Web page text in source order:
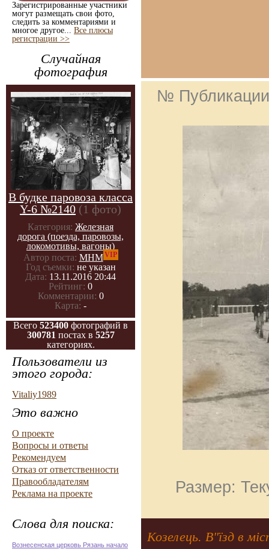
Зарегистрированные участники
могут размещать свои фото,
следить за комментариями и
многое другое... Все плюсы
регистрации >>
Случайная
фотография
В будке паровоза класса
Y-6 №2140 (1 фото)
Категория: Железная
дорога (поезда, паровозы,
локомотивы, вагоны)
Автор поста: МНМVIP
Год съемки: не указан
Дата: 13.11.2016 20:44
Рейтинг: 0
Комментарии: 0
Карта: -
Всего 523400 фотографий в
300781 постах в 5257
категориях.
Пользователи из
этого города:
Vitaliy1989
Это важно
О проекте
Вопросы и ответы
Рекомендуем
Отказ от ответственности
Правообладателям
Реклама на проекте
Слова для поиска:
Вознесенская церковь Рязань начало
№
Размер:
Козелець. В"їзд в